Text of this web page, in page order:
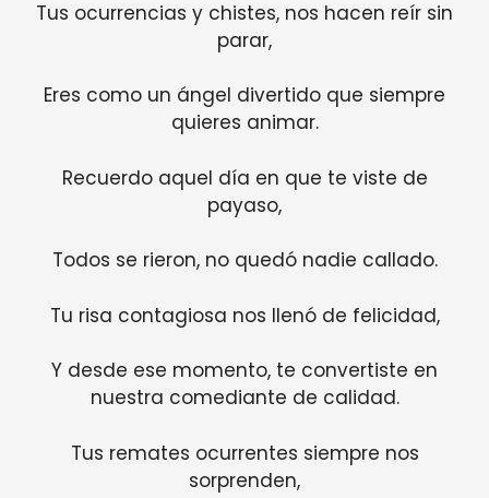
Tus ocurrencias y chistes, nos hacen reír sin
parar,
Eres como un ángel divertido que siempre
quieres animar.
Recuerdo aquel día en que te viste de
payaso,
Todos se rieron, no quedó nadie callado.
Tu risa contagiosa nos llenó de felicidad,
Y desde ese momento, te convertiste en
nuestra comediante de calidad.
Tus remates ocurrentes siempre nos
sorprenden,